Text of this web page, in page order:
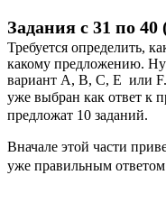
Задания с 31 по
Требуется определить,
какому предложению.
вариант А, В, С, E или F.
уже выбран как ответ к
предложат 10 заданий.
Вначале этой части
уже правильным